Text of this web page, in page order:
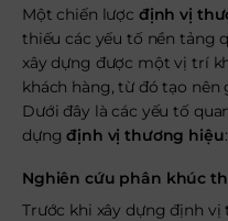
Một chiến lược định vị
thiếu các yếu tố nền tảng
xây dựng được một vị trí
khách hàng, từ đó tạo
Dưới đây là các yếu tố
dựngđịnh vị thương hiệu:
Nghiên cứu phân khúc
Trước khi xây dựng định